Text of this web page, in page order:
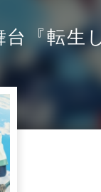
台『転生